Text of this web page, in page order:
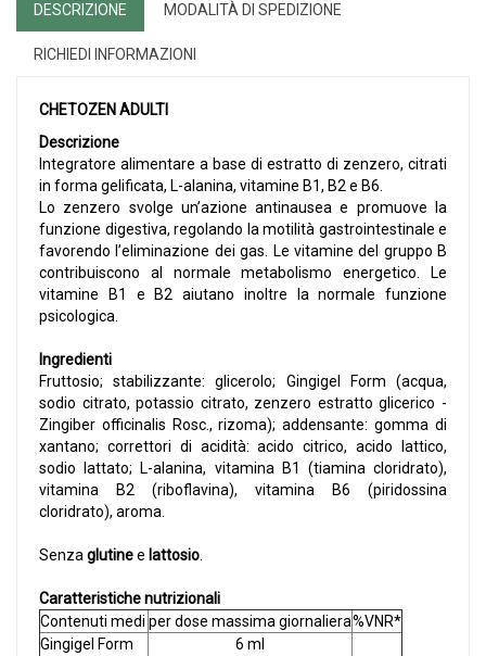
DESCRIZIONE MODALITÀ DI SPEDIZIONE
RICHIEDI INFORMAZIONI
CHETOZEN ADULTI
Descrizione
Integratore alimentare a base di estratto di zenzero, citrati
in forma gelificata, L-alanina, vitamine B1, B2 e B6.
Lo zenzero svolge un’azione antinausea e promuove la
funzione digestiva, regolando la motilità gastrointestinale e
favorendo l’eliminazione dei gas. Le vitamine del gruppo B
contribuiscono al normale metabolismo energetico. Le
vitamine B1 e B2 aiutano inoltre la normale funzione
psicologica.
Ingredienti
Fruttosio; stabilizzante: glicerolo; Gingigel Form (acqua,
sodio citrato, potassio citrato, zenzero estratto glicerico -
Zingiber officinalis Rosc., rizoma); addensante: gomma di
xantano; correttori di acidità: acido citrico, acido lattico,
sodio lattato; L-alanina, vitamina B1 (tiamina cloridrato),
vitamina B2 (riboflavina), vitamina B6 (piridossina
cloridrato), aroma.
Senzaglutinee lattosio.
Caratteristiche nutrizionali
Contenuti medi per dose massima giornaliera%VNR*
Gingigel Form
6 ml